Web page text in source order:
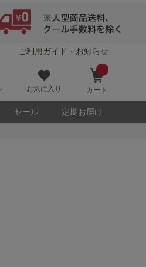
ご利用ガイド・お知らせ
お気に入り カート
セール 定期お届け